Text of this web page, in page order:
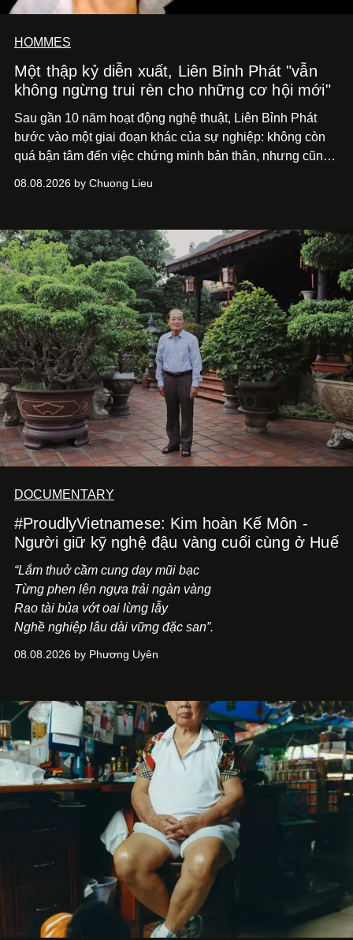
HOMMES
Một thập kỷ diễn xuất, Liên Bỉnh Phát "vẫn
không ngừng trui rèn cho những cơ hội mới"
Sau gần 10 năm hoạt động nghệ thuật, Liên Bỉnh Phát
bước vào một giai đoạn khác của sự nghiệp: không còn
quá bận tâm đến việc chứng minh bản thân, nhưng cũng
phim điện ảnh trong nửa đầu 2026 đến hành trình trở lại
bằng một tâm thế điềm tĩnh hơn. Anh tiếp tục học hỏi, trau
dồi và chờ đợi những vai diễn đủ sức đưa mình đến
những vùng đất mới. Ở tuổi ngoài 30, điều anh theo đuổi
không phải những đích đến quá lớn, mà là khả năng luôn
tiến về phía trước.
08.08.2026 by Chuong Lieu
DOCUMENTARY
#ProudlyVietnamese: Kim hoàn Kế Môn -
Người giữ kỹ nghệ đậu vàng cuối cùng ở Huế
“Lắm thuở cầm cung day mũi bạc
Từng phen lên ngựa trải ngàn vàng
Rao tài bủa vớt oai lừng lẫy
Nghề nghiệp lâu dài vững đặc san”.
08.08.2026 by Phương Uyên